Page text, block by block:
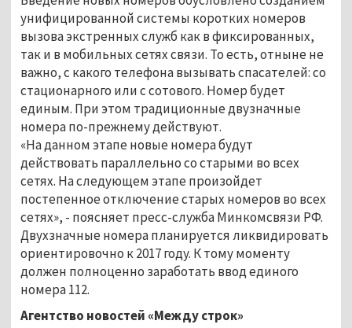
унифицированной системы коротких номеров
вызова экстренных служб как в фиксированных,
так и в мобильных сетях связи. То есть, отныне не
важно, с какого телефона вызывать спасателей: со
стационарного или с сотового. Номер будет
единым. При этом традиционные двузначные
номера по-прежнему действуют.
«На данном этапе новые номера будут
действовать параллельно со старыми во всех
сетях. На следующем этапе произойдет
постепенное отключение старых номеров во всех
сетях», - поясняет пресс-служба Минкомсвязи РФ.
Двухзначные номера планируется ликвидировать
ориентировочно к 2017 году. К тому моменту
должен полноценно заработать ввод единого
номера 112.
Агентство новостей «Между строк»